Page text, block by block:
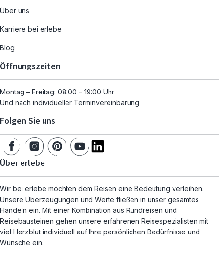
Über uns
Karriere bei erlebe
Blog
Öffnungszeiten
Montag – Freitag: 08:00 – 19:00 Uhr
Und nach individueller Terminvereinbarung
Folgen Sie uns
Über erlebe
Wir bei erlebe möchten dem Reisen eine Bedeutung verleihen.
Unsere Überzeugungen und Werte fließen in unser gesamtes
Handeln ein. Mit einer Kombination aus Rundreisen und
Reisebausteinen gehen unsere erfahrenen Reisespezialisten mit
viel Herzblut individuell auf Ihre persönlichen Bedürfnisse und
Wünsche ein.